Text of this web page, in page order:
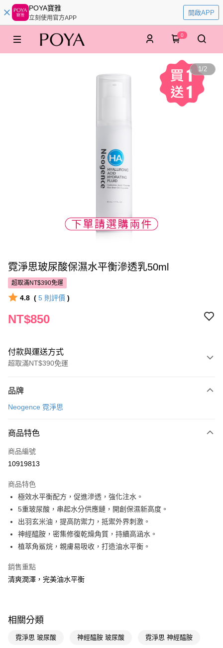
POYA寶雅
立刻使用官方APP
開啟APP
0
1/2
霓淨思玻尿酸保濕水平衡滲透乳50ml
超取滿NT$390免運
4.8 ( 5 則評價 )
NT$850
付款與運送方式
超取滿NT$390免運
POYA支付
超商取貨付款
LINE Pay
街口支付
悠遊付
Google Pay
AFTEE先享後付
【關於「AFTEE先享後付」】
AFTEE先享後付是「在收到商品之後才付款」的支付方式。 讓您購物簡單
１．於結帳方式選擇「AFTEE先享後付」後，將跳轉至「AFTEE先享後付」
即享券
全家取貨付款
品牌
Neogence 霓淨思
商品特色
商品編號
10919813
商品特色
極效水平衡配方，促進滲透，強化注水。
5重玻尿酸，串起水分供應鏈，開創保濕新高度。
出羽玄米油，提高防禦力，抵禦外界刺激。
神經醯胺，密集修復乾燥角質，持續高涵水。
植萃角鯊烷，親膚易吸收，打造油水平衡。
銷售重點
清爽潤澤，完美油水平衡
相關分類
霓淨思 玻尿酸 神經醯胺 玻尿酸 霓淨思 神經醯胺